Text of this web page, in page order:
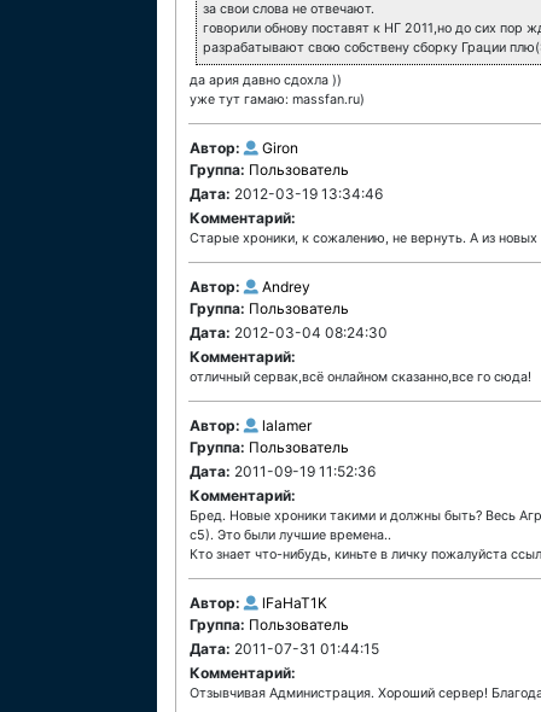
за свои слова не отвечают.
говорили обнову поставят к НГ 2011,но до сих пор
разрабатывают свою собствену сборку Грации
да ария давно сдохла ))
уже тут гамаю: massfan.ru)
Автор:
Giron
Группа: Пользователь
Дата: 2012-03-19 13:34:46
Комментарий:
Старые хроники, к сожалению, не вернуть. А из новых
Автор:
Andrey
Группа: Пользователь
Дата: 2012-03-04 08:24:30
Комментарий:
отличный сервак,всё онлайном сказанно,все го сюда!
Автор:
lalamer
Группа: Пользователь
Дата: 2011-09-19 11:52:36
Комментарий:
Бред. Новые хроники такими и должны быть? Весь
с5). Это были лучшие времена..
Кто знает что-нибудь, киньте в личку пожалуйста
Автор:
lFaHaT1K
Группа: Пользователь
Дата: 2011-07-31 01:44:15
Комментарий:
Отзывчивая Администрация. Хороший сервер!